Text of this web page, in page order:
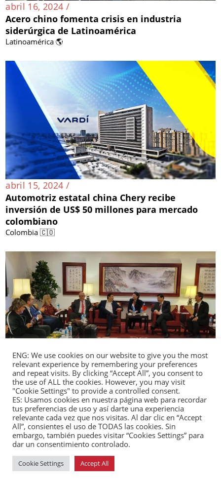
abril 16, 2024 /
Acero chino fomenta crisis en industria
siderúrgica de Latinoamérica
Latinoamérica 🌎
abril 15, 2024 /
Automotriz estatal china Chery recibe
inversión de US$ 50 millones para mercado
colombiano
Colombia 🇨🇴
abril 15, 2024 /
Delegación parlamentaria paraguaya visita
Taiwán para fortalecer lazos
Paraguay 🇵🇾
ENG: We use cookies on our website to give you the most
relevant experience by remembering your preferences
and repeat visits. By clicking “Accept All”, you consent to
the use of ALL the cookies. However, you may visit
"Cookie Settings" to provide a controlled consent.
ES: Usamos cookies en nuestra página web para recordar
tus preferencias de uso y así darte una experiencia
relevante cada vez que nos visitas. Al dar clic en “Accept
All”, consientes el uso de TODAS las cookies. Sin
embargo, también puedes visitar “Cookies Settings” para
dar un consentimiento controlado.
Cookie Settings Accept All